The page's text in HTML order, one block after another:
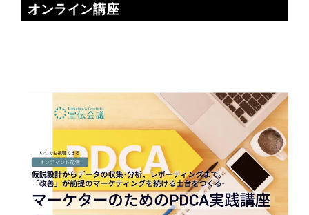
オンライン講座